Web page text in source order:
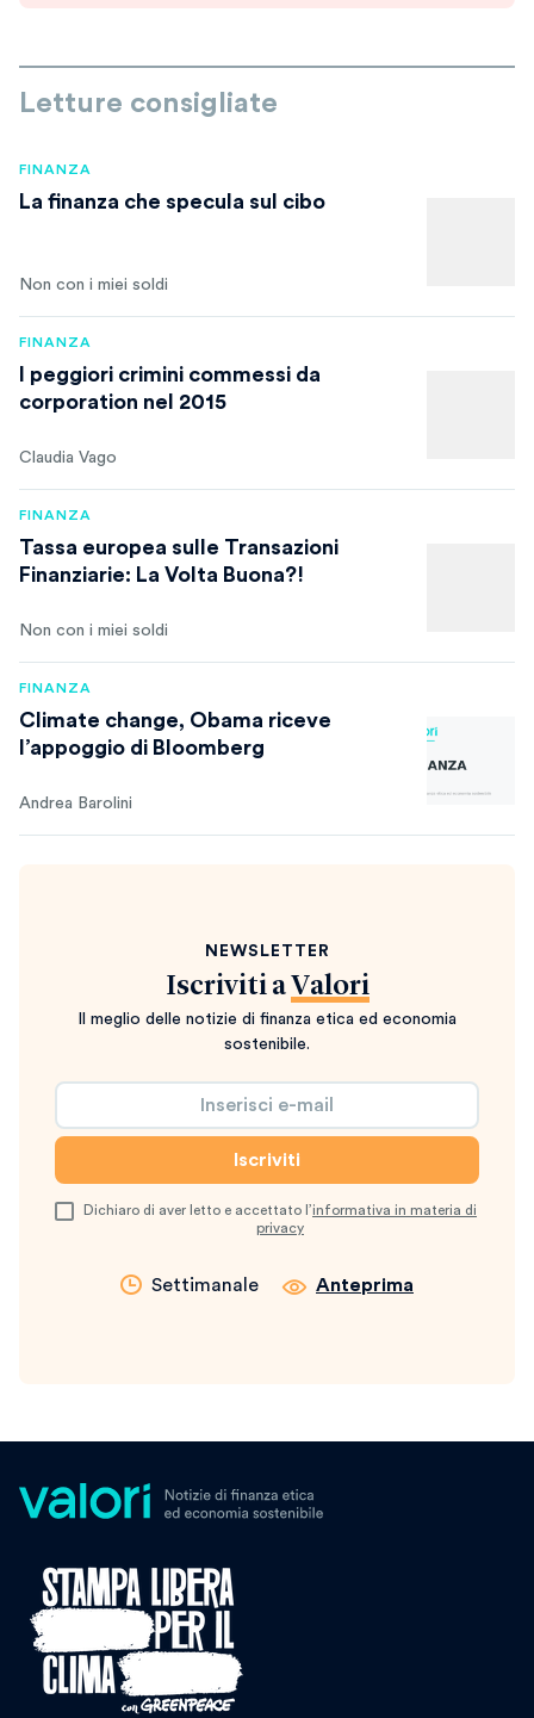
Letture consigliate
FINANZA
La finanza che specula sul cibo
Non con i miei soldi
FINANZA
I peggiori crimini commessi da
corporation nel 2015
Claudia Vago
FINANZA
Tassa europea sulle Transazioni
Finanziarie: La Volta Buona?!
Non con i miei soldi
FINANZA
Climate change, Obama riceve
l’appoggio di Bloomberg
Andrea Barolini
NEWSLETTER
Iscriviti a Valori
Il meglio delle notizie di finanza etica ed economia
sostenibile.
Dichiaro di aver letto e accettato l’informativa in materia di
privacy
Settimanale Anteprima